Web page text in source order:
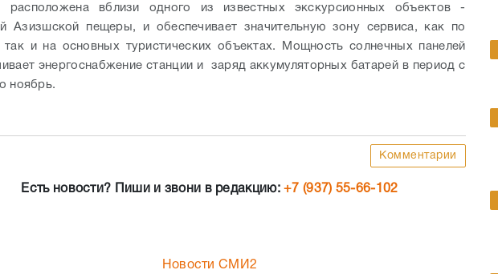
расположена вблизи одного из известных экскурсионных объектов -
Азизшской пещеры, и обеспечивает значительную зону сервиса, как по
так и на основных туристических объектах. Мощность солнечных панелей
энергоснабжение станции и заряд аккумуляторных батарей в период с
ноябрь.
Комментарии
Есть новости? Пиши и звони в редакцию:+7 (937) 55-66-102
Новости СМИ2